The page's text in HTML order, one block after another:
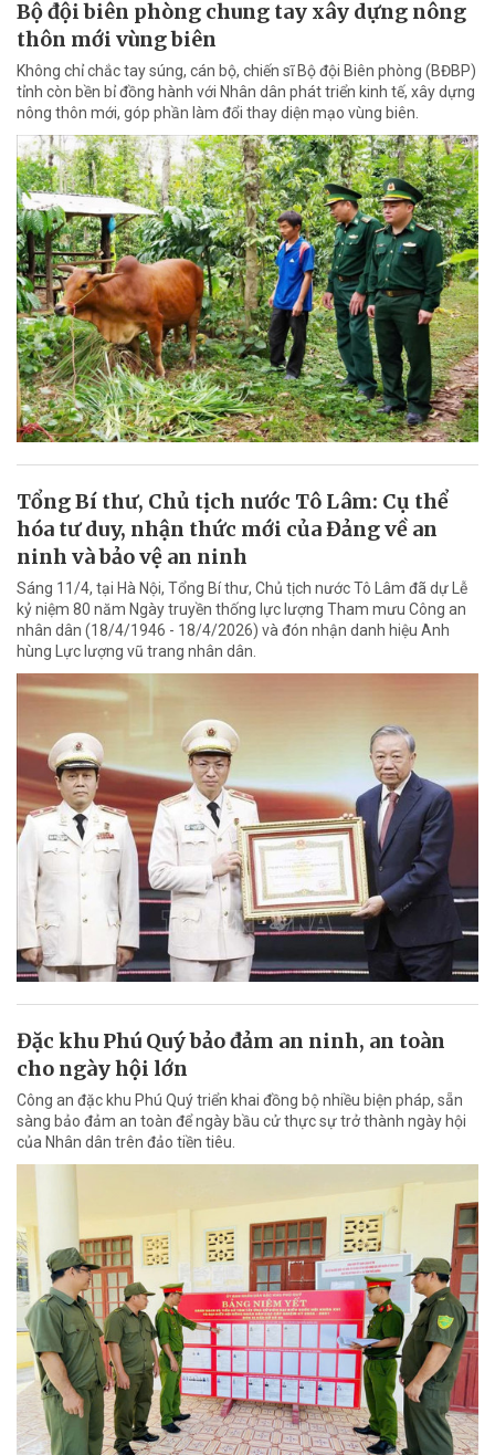
Bộ đội biên phòng chung tay xây dựng nông
thôn mới vùng biên
Không chỉ chắc tay súng, cán bộ, chiến sĩ Bộ đội Biên phòng (BĐBP)
tỉnh còn bền bỉ đồng hành với Nhân dân phát triển kinh tế, xây dựng
nông thôn mới, góp phần làm đổi thay diện mạo vùng biên.
Tổng Bí thư, Chủ tịch nước Tô Lâm: Cụ thể
hóa tư duy, nhận thức mới của Đảng về an
ninh và bảo vệ an ninh
Sáng 11/4, tại Hà Nội, Tổng Bí thư, Chủ tịch nước Tô Lâm đã dự Lễ
kỷ niệm 80 năm Ngày truyền thống lực lượng Tham mưu Công an
nhân dân (18/4/1946 - 18/4/2026) và đón nhận danh hiệu Anh
hùng Lực lượng vũ trang nhân dân.
Đặc khu Phú Quý bảo đảm an ninh, an toàn
cho ngày hội lớn
Công an đặc khu Phú Quý triển khai đồng bộ nhiều biện pháp, sẵn
sàng bảo đảm an toàn để ngày bầu cử thực sự trở thành ngày hội
của Nhân dân trên đảo tiền tiêu.